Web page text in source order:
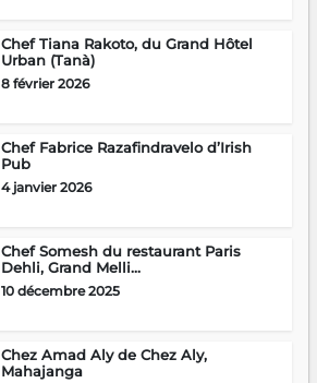
Chef Tiana Rakoto, du Grand Hôtel
Urban (Tanà)
8 février 2026
Chef Fabrice Razafindravelo d’Irish
Pub
4 janvier 2026
Chef Somesh du restaurant Paris
Dehli, Grand Melli...
10 décembre 2025
Chez Amad Aly de Chez Aly,
Mahajanga